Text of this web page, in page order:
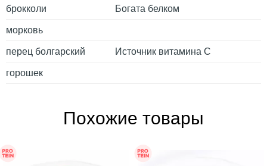
брокколи Богата белком
морковь
перец болгарский Источник витамина С
горошек
Похожие товары